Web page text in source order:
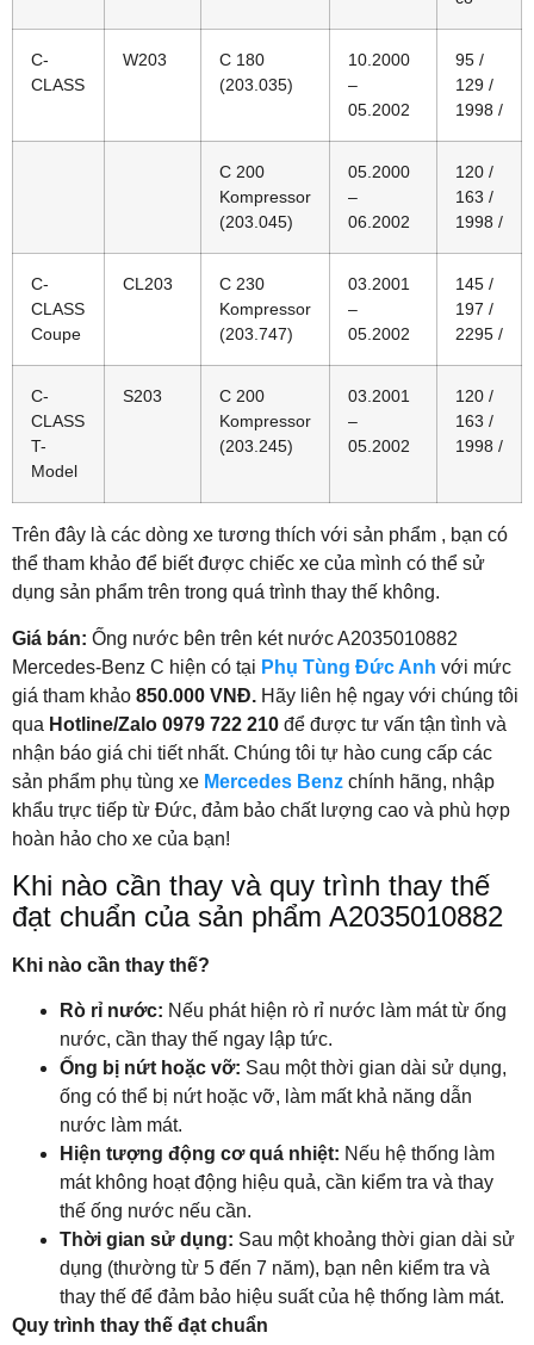
C-
CLASS
W203
C 180
(203.035)
10.2000
–
05.2002
95 /
129 /
1998 /
C 200
Kompressor
(203.045)
05.2000
–
06.2002
120 /
163 /
1998 /
C-
CLASS
Coupe
CL203
C 230
Kompressor
(203.747)
03.2001
–
05.2002
145 /
197 /
2295 /
C-
CLASS
T-
Model
S203
C 200
Kompressor
(203.245)
03.2001
–
05.2002
120 /
163 /
1998 /
Trên đây là các dòng xe tương thích với sản phẩm , bạn có
thể tham khảo để biết được chiếc xe của mình có thể sử
dụng sản phẩm trên trong quá trình thay thế không.
Giá bán: Ống nước bên trên két nước A2035010882
Mercedes-Benz C hiện có tại Phụ Tùng Đức Anh với mức
giá tham khảo 850.000 VNĐ. Hãy liên hệ ngay với chúng tôi
qua Hotline/Zalo 0979 722 210 để được tư vấn tận tình và
nhận báo giá chi tiết nhất. Chúng tôi tự hào cung cấp các
sản phẩm phụ tùng xe Mercedes Benz chính hãng, nhập
khẩu trực tiếp từ Đức, đảm bảo chất lượng cao và phù hợp
hoàn hảo cho xe của bạn!
Khi nào cần thay và quy trình thay thế
đạt chuẩn của sản phẩm A2035010882
Khi nào cần thay thế?
Rò rỉ nước: Nếu phát hiện rò rỉ nước làm mát từ ống
nước, cần thay thế ngay lập tức.
Ống bị nứt hoặc vỡ: Sau một thời gian dài sử dụng,
ống có thể bị nứt hoặc vỡ, làm mất khả năng dẫn
nước làm mát.
Hiện tượng động cơ quá nhiệt: Nếu hệ thống làm
mát không hoạt động hiệu quả, cần kiểm tra và thay
thế ống nước nếu cần.
Thời gian sử dụng: Sau một khoảng thời gian dài sử
dụng (thường từ 5 đến 7 năm), bạn nên kiểm tra và
thay thế để đảm bảo hiệu suất của hệ thống làm mát.
Quy trình thay thế đạt chuẩn